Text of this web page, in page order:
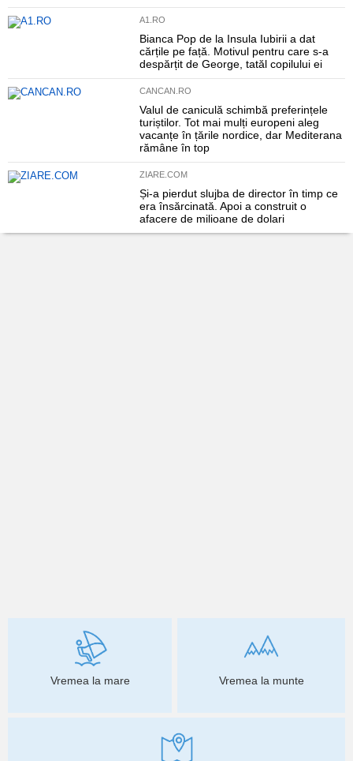
A1.RO
Bianca Pop de la Insula Iubirii a dat
cărțile pe față. Motivul pentru care s-a
despărțit de George, tatăl copilului ei
CANCAN.RO
Valul de caniculă schimbă preferințele
turiștilor. Tot mai mulți europeni aleg
vacanțe în țările nordice, dar Mediterana
rămâne în top
ZIARE.COM
Și-a pierdut slujba de director în timp ce
era însărcinată. Apoi a construit o
afacere de milioane de dolari
Vremea la mare Vremea la munte